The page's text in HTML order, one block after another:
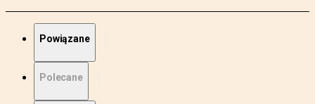
Powiązane
Polecane